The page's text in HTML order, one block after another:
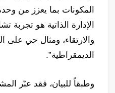
المكونات بما يعزز من
الإدارة الذاتية هو تجربة
والارتقاء، ومثال حي على
الديمقراطية”.
وطبقاً للبيان، فقد عبّر